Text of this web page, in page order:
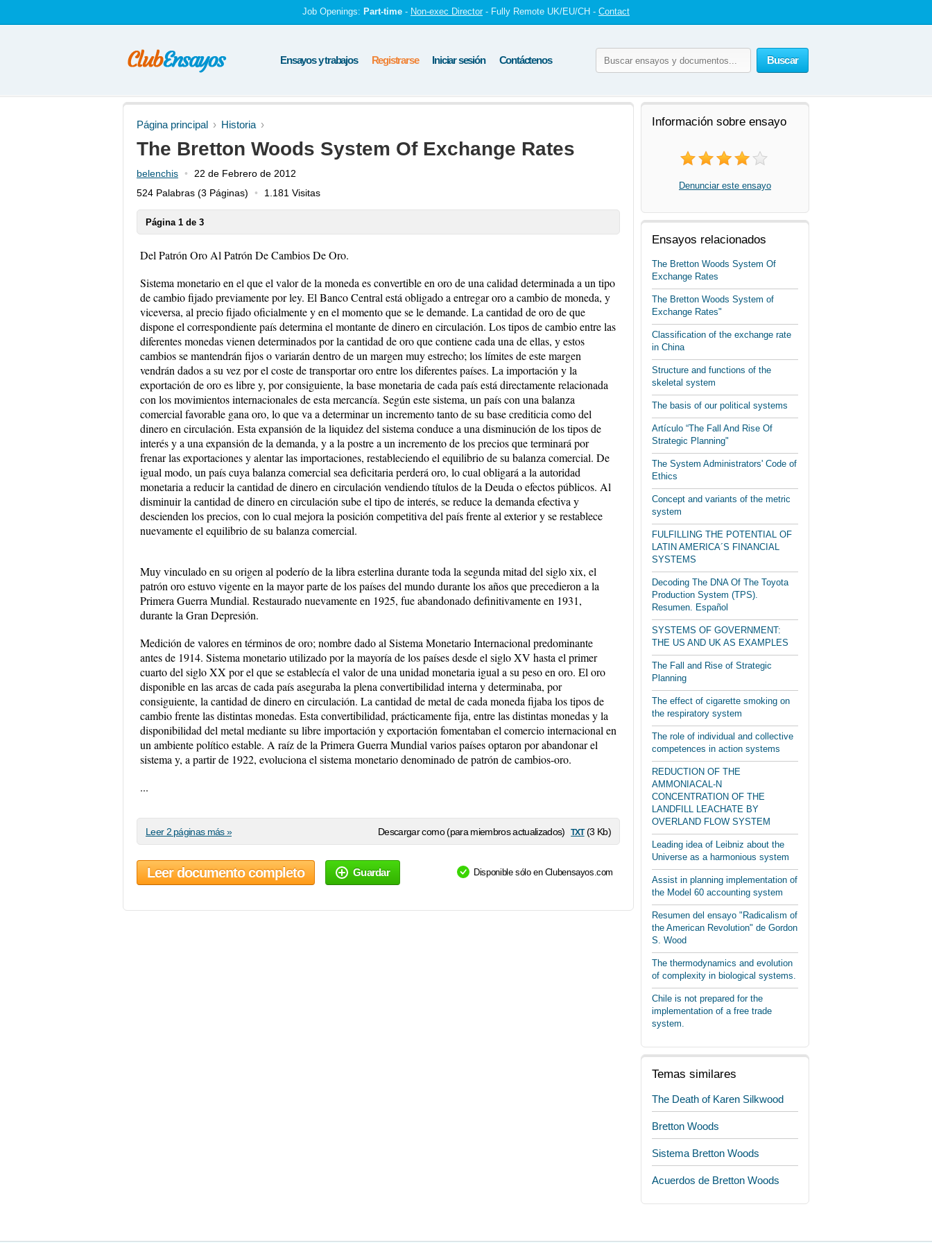
Job Openings: Part-time - Non-exec Director - Fully Remote UK/EU/CH - Contact
Buscar
Ensayos y trabajos Registrarse Iniciar sesión Contáctenos
Página principal Historia
The Bretton Woods System Of Exchange Rates
belenchis
22 de Febrero de 2012
524 Palabras (3 Páginas) 1.181 Visitas
Página 1 de 3
Del Patrón Oro Al Patrón De Cambios De Oro.
Sistema monetario en el que el valor de la moneda es convertible en oro de una calidad determinada a un tipo
de cambio fijado previamente por ley. El Banco Central está obligado a entregar oro a cambio de moneda, y
viceversa, al precio fijado oficialmente y en el momento que se le demande. La cantidad de oro de que
dispone el correspondiente país determina el montante de dinero en circulación. Los tipos de cambio entre las
diferentes monedas vienen determinados por la cantidad de oro que contiene cada una de ellas, y estos
cambios se mantendrán fijos o variarán dentro de un margen muy estrecho; los límites de este margen
vendrán dados a su vez por el coste de transportar oro entre los diferentes países. La importación y la
exportación de oro es libre y, por consiguiente, la base monetaria de cada país está directamente relacionada
con los movimientos internacionales de esta mercancía. Según este sistema, un país con una balanza
comercial favorable gana oro, lo que va a determinar un incremento tanto de su base crediticia como del
dinero en circulación. Esta expansión de la liquidez del sistema conduce a una disminución de los tipos de
interés y a una expansión de la demanda, y a la postre a un incremento de los precios que terminará por
frenar las exportaciones y alentar las importaciones, restableciendo el equilibrio de su balanza comercial. De
igual modo, un país cuya balanza comercial sea deficitaria perderá oro, lo cual obligará a la autoridad
monetaria a reducir la cantidad de dinero en circulación vendiendo títulos de la Deuda o efectos públicos. Al
disminuir la cantidad de dinero en circulación sube el tipo de interés, se reduce la demanda efectiva y
descienden los precios, con lo cual mejora la posición competitiva del país frente al exterior y se restablece
nuevamente el equilibrio de su balanza comercial.
Muy vinculado en su origen al poderío de la libra esterlina durante toda la segunda mitad del siglo xix, el
patrón oro estuvo vigente en la mayor parte de los países del mundo durante los años que precedieron a la
Primera Guerra Mundial. Restaurado nuevamente en 1925, fue abandonado definitivamente en 1931,
durante la Gran Depresión.
Medición de valores en términos de oro; nombre dado al Sistema Monetario Internacional predominante
antes de 1914. Sistema monetario utilizado por la mayoría de los países desde el siglo XV hasta el primer
cuarto del siglo XX por el que se establecía el valor de una unidad monetaria igual a su peso en oro. El oro
disponible en las arcas de cada país aseguraba la plena convertibilidad interna y determinaba, por
consiguiente, la cantidad de dinero en circulación. La cantidad de metal de cada moneda fijaba los tipos de
cambio frente las distintas monedas. Esta convertibilidad, prácticamente fija, entre las distintas monedas y la
disponibilidad del metal mediante su libre importación y exportación fomentaban el comercio internacional en
un ambiente político estable. A raíz de la Primera Guerra Mundial varios países optaron por abandonar el
sistema y, a partir de 1922, evoluciona el sistema monetario denominado de patrón de cambios-oro.
...
Descargar como (para miembros actualizados) txt(3 Kb)
Leer 2 páginas más »
Leer documento completo Guardar Disponible sólo en Clubensayos.com
Información sobre ensayo
Denunciar este ensayo
Ensayos relacionados
The Bretton Woods System Of
Exchange Rates
The Bretton Woods System of
Exchange Rates"
Classification of the exchange rate
in China
Structure and functions of the
skeletal system
The basis of our political systems
Artículo “The Fall And Rise Of
Strategic Planning"
The System Administrators' Code of
Ethics
Concept and variants of the metric
system
FULFILLING THE POTENTIAL OF
LATIN AMERICA´S FINANCIAL
SYSTEMS
Decoding The DNA Of The Toyota
Production System (TPS).
Resumen. Español
SYSTEMS OF GOVERNMENT:
THE US AND UK AS EXAMPLES
The Fall and Rise of Strategic
Planning
The effect of cigarette smoking on
the respiratory system
The role of individual and collective
competences in action systems
REDUCTION OF THE
AMMONIACAL-N
CONCENTRATION OF THE
LANDFILL LEACHATE BY
OVERLAND FLOW SYSTEM
Leading idea of Leibniz about the
Universe as a harmonious system
Assist in planning implementation of
the Model 60 accounting system
Resumen del ensayo "Radicalism of
the American Revolution" de Gordon
S. Wood
The thermodynamics and evolution
of complexity in biological systems.
Chile is not prepared for the
implementation of a free trade
system.
Temas similares
The Death of Karen Silkwood
Bretton Woods
Sistema Bretton Woods
Acuerdos de Bretton Woods